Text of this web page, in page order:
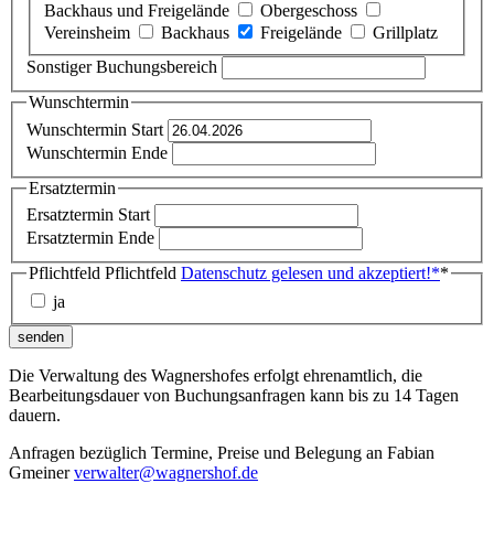
Backhaus und Freigelände
Obergeschoss
Vereinsheim
Backhaus Freigelände
Grillplatz
Sonstiger Buchungsbereich
Wunschtermin
Wunschtermin Start
Wunschtermin Ende
Ersatztermin
Ersatztermin Start
Ersatztermin Ende
Pflichtfeld Pflichtfeld Datenschutz gelesen und akzeptiert!**
ja
senden
Die Verwaltung des Wagnershofes erfolgt ehrenamtlich, die
Bearbeitungsdauer von Buchungsanfragen kann bis zu 14 Tagen
dauern.
Anfragen bezüglich Termine, Preise und Belegung an Fabian
Gmeinerverwalter@wagnershof.de